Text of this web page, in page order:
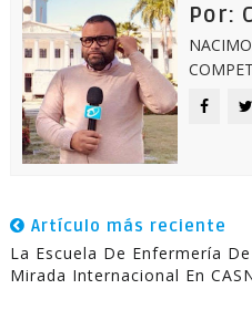
Por:
Artículo más reciente
La Escuela De Enfermería
Mirada Internacional En